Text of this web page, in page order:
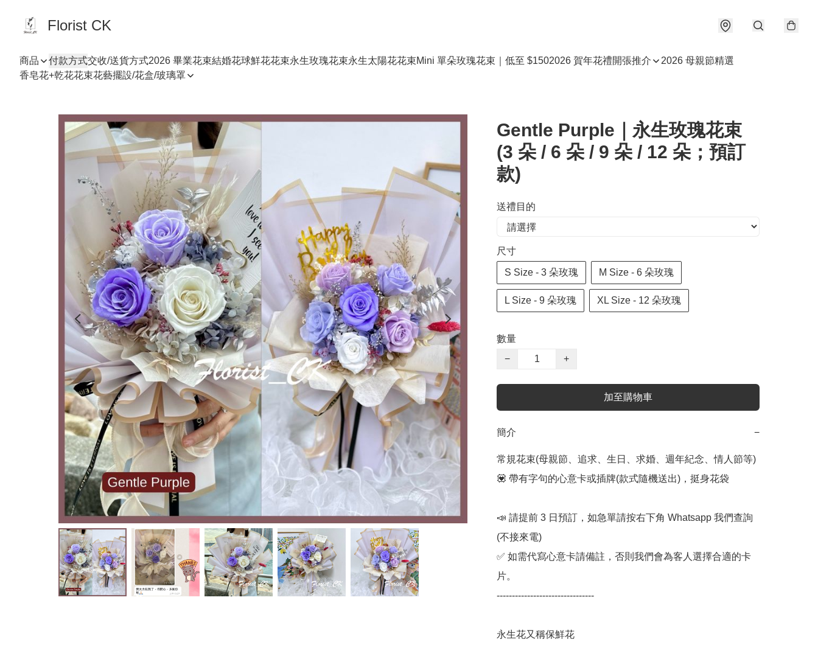
Florist CK
商品 付款方式交收/送貨方式2026 畢業花束結婚花球鮮花花束永生玫瑰花束永生太陽花花束Mini 單朵玫瑰花束｜低至 $1502026 賀年花禮開張推介
2026 母親節精選
香皂花+乾花花束花藝擺設/花盒/玻璃罩
Gentle Purple｜永生玫瑰花束
(3 朵 / 6 朵 / 9 朵 / 12 朵；預訂
款)
送禮目的
尺寸
S Size - 3 朵玫瑰 M Size - 6 朵玫瑰
L Size - 9 朵玫瑰 XL Size - 12 朵玫瑰
數量
−
+
加至購物車
簡介 −
常規花束(母親節、追求、生日、求婚、週年紀念、情人節等)
💟 帶有字句的心意卡或插牌(款式隨機送出)，挺身花袋
📣 請提前 3 日預訂，如急單請按右下角 Whatsapp 我們查詢
(不接來電)
✅ 如需代寫心意卡請備註，否則我們會為客人選擇合適的卡
片。
--------------------------------
永生花又稱保鮮花